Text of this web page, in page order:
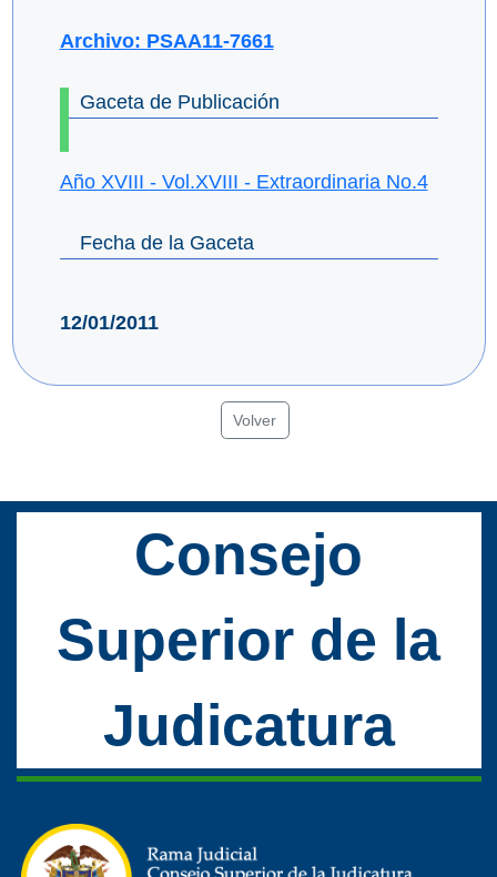
Archivo: PSAA11-7661
Gaceta de Publicación
Año XVIII - Vol.XVIII - Extraordinaria No.4
Fecha de la Gaceta
12/01/2011
Volver
Consejo
Superior de la
Judicatura